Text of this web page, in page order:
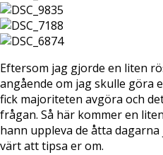
Eftersom jag gjorde en liten
angående om jag skulle göra
fick majoriteten avgöra och
frågan. Så här kommer en
hann uppleva de åtta
värt att tipsa er om.